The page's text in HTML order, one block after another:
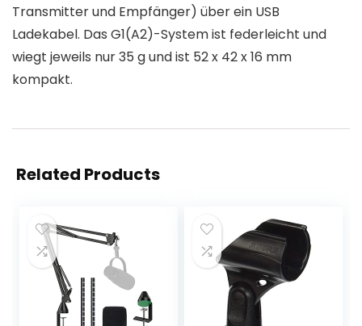
Transmitter und Empfänger) über ein USB
Ladekabel. Das G1(A2)-System ist federleicht und
wiegt jeweils nur 35 g und ist 52 x 42 x 16 mm
kompakt.
Related Products